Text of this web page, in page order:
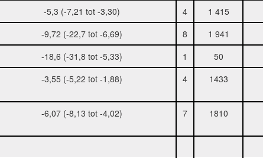
-5,3 (-7,21 tot -3,30) 4 1 415
-9,72 (-22,7 tot -6,69) 8 1 941
-18,6 (-31,8 tot -5,33) 1 50
-3,55 (-5,22 tot -1,88) 4 1433
-6,07 (-8,13 tot -4,02) 7 1810